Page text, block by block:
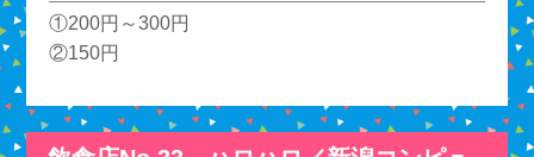
①200円～300円
②150円